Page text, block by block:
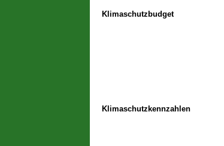
Klimaschutzbudget
Klimaschutzkennzahlen